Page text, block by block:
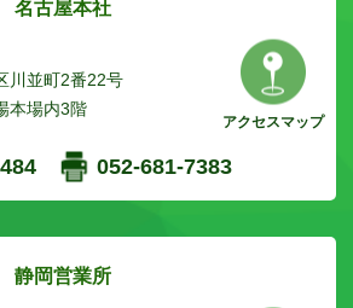
名古屋本社
川並町2番22号
本場内3階
アクセスマップ
052-681-7383
静岡営業所